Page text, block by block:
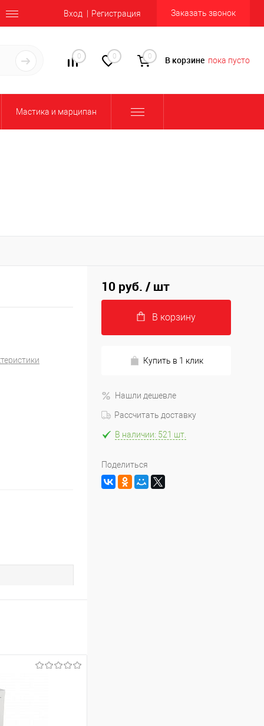
Вход Регистрация Заказать звонок
0 0 0 В корзине пока пусто
Мастика и марципан
10 руб. / шт
В корзину
Купить в 1 клик
Нашли дешевле
Рассчитать доставку
В наличии: 521 шт.
Поделиться